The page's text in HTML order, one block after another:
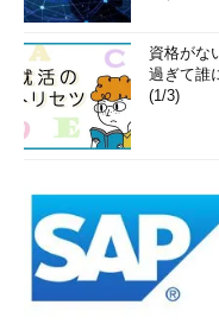
資格がな
過ぎて誰
(1/3)